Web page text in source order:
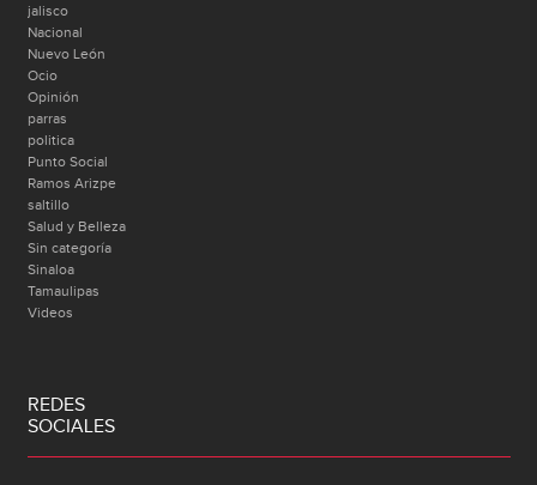
jalisco
Nacional
Nuevo León
Ocio
Opinión
parras
politica
Punto Social
Ramos Arizpe
saltillo
Salud y Belleza
Sin categoría
Sinaloa
Tamaulipas
Videos
REDES
SOCIALES